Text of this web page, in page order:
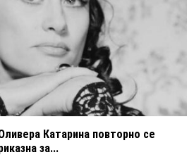
Катарина повторно се
за...